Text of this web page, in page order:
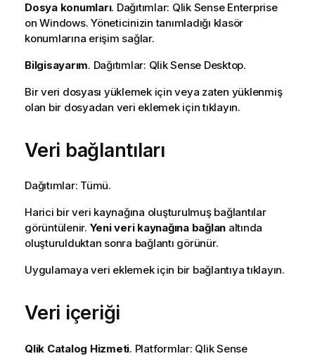
Dosya konumları. Dağıtımlar: Qlik Sense Enterprise
on Windows. Yöneticinizin tanımladığı klasör
konumlarına erişim sağlar.
Bilgisayarım. Dağıtımlar: Qlik Sense Desktop.
Bir veri dosyası yüklemek için veya zaten yüklenmiş
olan bir dosyadan veri eklemek için tıklayın.
Veri bağlantıları
Dağıtımlar: Tümü.
Harici bir veri kaynağına oluşturulmuş bağlantılar
görüntülenir. Yeni veri kaynağına bağlan altında
oluşturulduktan sonra bağlantı görünür.
Uygulamaya veri eklemek için bir bağlantıya tıklayın.
Veri içeriği
Qlik Catalog Hizmeti. Platformlar: Qlik Sense